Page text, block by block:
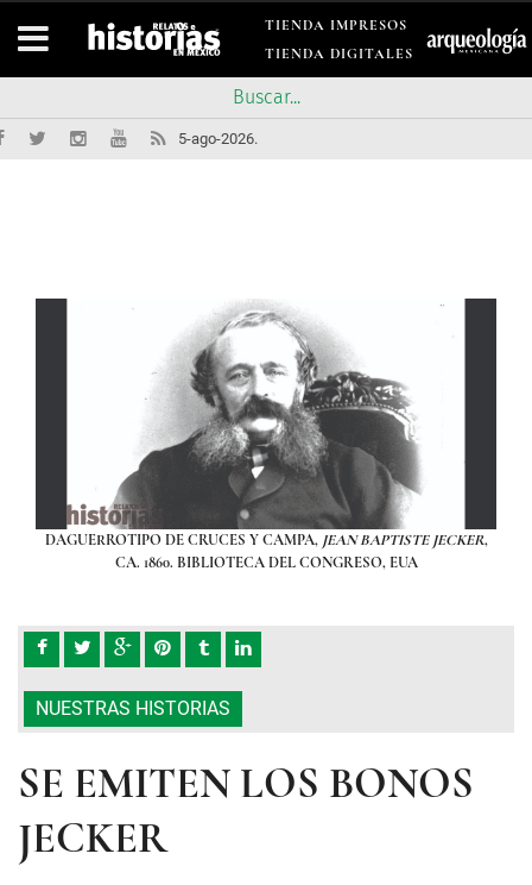
TIENDA IMPRESOS
TIENDA DIGITALES
5-ago-2026.
DAGUERROTIPO DE CRUCES Y CAMPA, JEAN BAPTISTE JECKER,
CA. 1860. BIBLIOTECA DEL CONGRESO, EUA
NUESTRAS HISTORIAS
SE EMITEN LOS BONOS
JECKER